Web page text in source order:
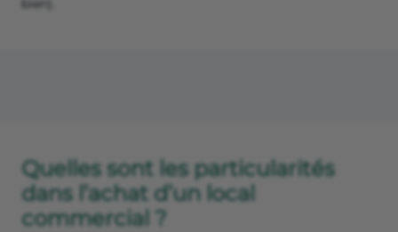
bien).
Quelles sont les particularités
dans l’achat d’un local
commercial ?